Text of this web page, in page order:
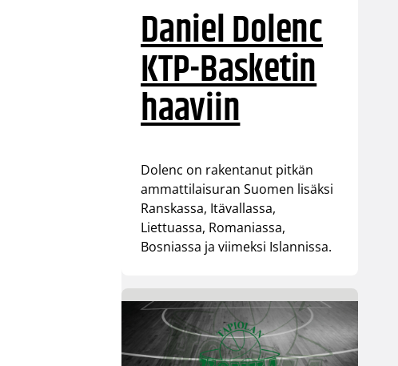
Daniel Dolenc
KTP-Basketin
haaviin
Dolenc on rakentanut pitkän
ammattilaisuran Suomen lisäksi
Ranskassa, Itävallassa,
Liettuassa, Romaniassa,
Bosniassa ja viimeksi Islannissa.